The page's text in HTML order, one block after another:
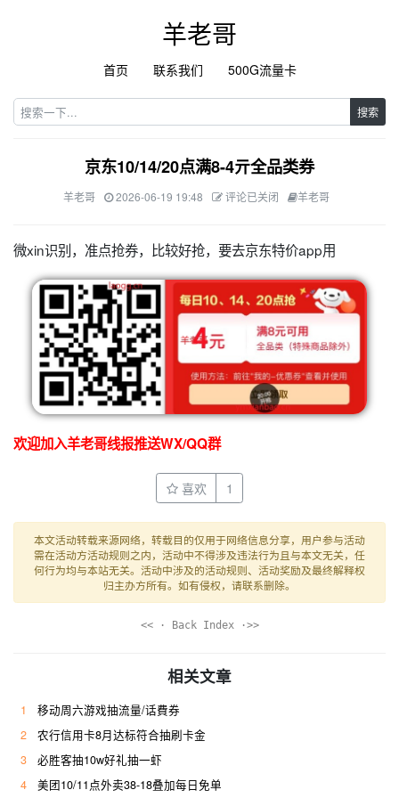
羊老哥
首页 联系我们 500G流量卡
搜索
京东10/14/20点满8-4亓全品类券
羊老哥 2026-06-19 19:48 评论已关闭 羊老哥
微xin识别，准点抢券，比较好抢，要去京东特价app用
欢迎加入羊老哥线报推送WX/QQ群
喜欢 1
本文活动转载来源网络，转载目的仅用于网络信息分享，用户参与活动
需在活动方活动规则之内，活动中不得涉及违法行为且与本文无关，任
何行为均与本站无关。活动中涉及的活动规则、活动奖励及最终解释权
归主办方所有。如有侵权，请联系删除。
<< · Back Index ·>>
相关文章
1
移动周六游戏抽流量/话費券
2
农行信用卡8月达标符合抽刷卡金
3
必胜客抽10w好礼抽一虾
4
美团10/11点外卖38-18叠加每日免单